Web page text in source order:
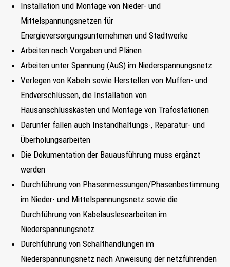
Installation und Montage von Nieder- und
Mittelspannungsnetzen für
Energieversorgungsunternehmen und Stadtwerke
Arbeiten nach Vorgaben und Plänen
Arbeiten unter Spannung (AuS) im Niederspannungsnetz
Verlegen von Kabeln sowie Herstellen von Muffen- und
Endverschlüssen, die Installation von
Hausanschlusskästen und Montage von Trafostationen
Darunter fallen auch Instandhaltungs-, Reparatur- und
Überholungsarbeiten
Die Dokumentation der Bauausführung muss ergänzt
werden
Durchführung von Phasenmessungen/Phasenbestimmung
im Nieder- und Mittelspannungsnetz sowie die
Durchführung von Kabelauslesearbeiten im
Niederspannungsnetz
Durchführung von Schalthandlungen im
Niederspannungsnetz nach Anweisung der netzführenden